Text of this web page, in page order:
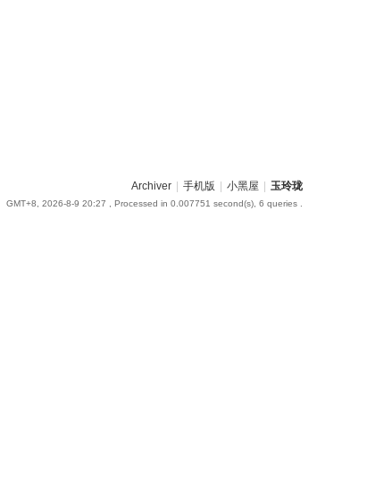
Archiver 手机版 小黑屋 玉玲珑
GMT+8, 2026-8-9 20:27 , Processed in 0.007751 second(s), 6 queries .